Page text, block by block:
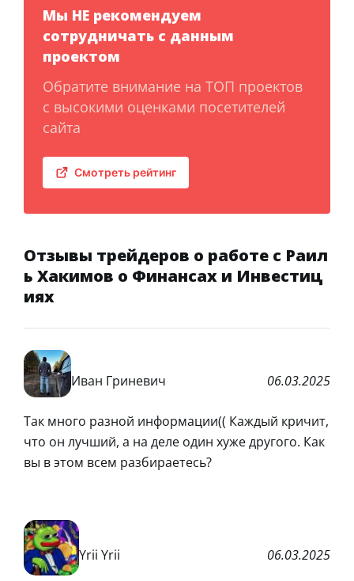
Мы НЕ рекомендуем
сотрудничать с данным
проектом
Обратите внимание на ТОП проектов
с высокими оценками посетителей
сайта
Смотреть рейтинг
Отзывы трейдеров о работе с Раил
ь Хакимов о Финансах и Инвестиц
иях
Иван Гриневич 06.03.2025
Так много разной информации(( Каждый кричит,
что он лучший, а на деле один хуже другого. Как
вы в этом всем разбираетесь?
Yrii Yrii 06.03.2025